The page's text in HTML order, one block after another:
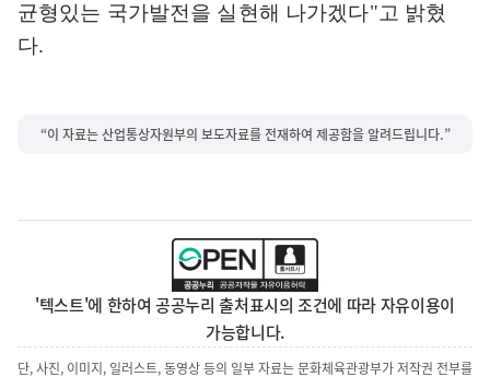
균형있는 국가발전을 실현해 나가겠다"고 밝혔
다.
“이 자료는 산업통상자원부의 보도자료를 전재하여 제공함을 알려드립니다.”
'텍스트'에 한하여 공공누리 출처표시의 조건에 따라 자유이용이
가능합니다.
단, 사진, 이미지, 일러스트, 동영상 등의 일부 자료는 문화체육관광부가 저작권 전부를